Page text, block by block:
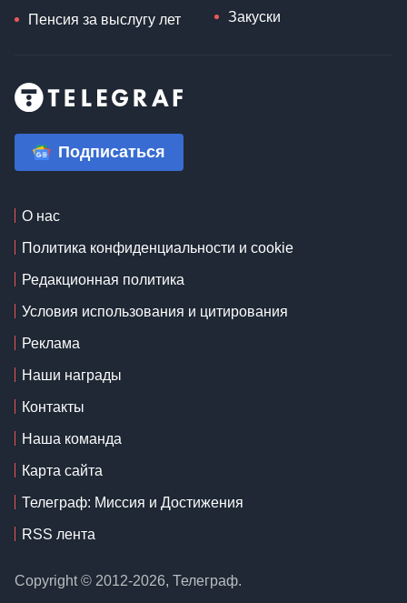
Пенсия за выслугу лет Закуски
Подписаться
О нас
Политика конфиденциальности и cookie
Редакционная политика
Условия использования и цитирования
Реклама
Наши награды
Контакты
Наша команда
Карта сайта
Телеграф: Миссия и Достижения
RSS лента
Copyright © 2012-2026, Телеграф.